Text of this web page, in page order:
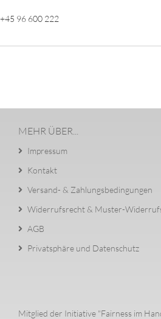
+45 96 600 222
MEHR ÜBER...
Impressum
Kontakt
Versand- & Zahlungsbedingungen
Widerrufsrecht & Muster-
AGB
Privatsphäre und Datenschutz
Mitglied der Initiative "Fairness im